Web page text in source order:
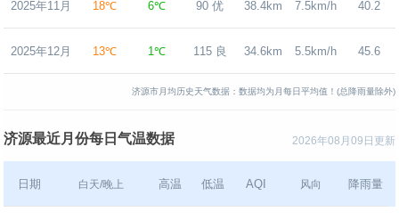
2025年11月 18℃ 6℃ 90 优 38.4km 7.5km/h 40.2
2025年12月 13℃ 1℃ 115 良 34.6km 5.5km/h 45.6
济源市月均历史天气数据：数据均为月每日平均值！(总降雨量除外)
2026年08月09日更新
济源最近月份每日气温数据
日期 白天/晚上 高温 低温 AQI 风向 降雨量